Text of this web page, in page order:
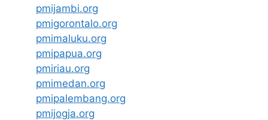
pmijambi.org
pmigorontalo.org
pmimaluku.org
pmipapua.org
pmiriau.org
pmimedan.org
pmipalembang.org
pmijogja.org